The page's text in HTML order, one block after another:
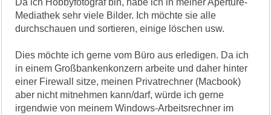
Mediathek sehr viele Bilder. Ich möchte sie alle
durchschauen und sortieren, einige löschen usw.
Dies möchte ich gerne vom Büro aus erledigen. Da ich
in einem Großbankenkonzern arbeite und daher hinter
einer Firewall sitze, meinen Privatrechner (Macbook)
aber nicht mitnehmen kann/darf, würde ich gerne
irgendwie von meinem Windows-Arbeitsrechner im